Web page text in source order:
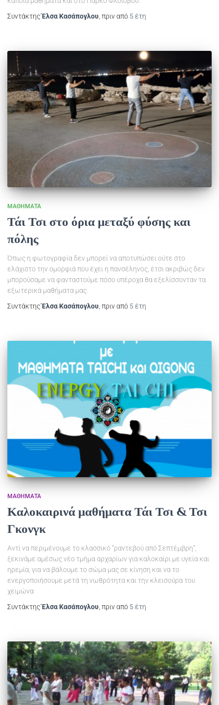
ΣυντάκτηςΈλσα Κασάπογλου, πριν από 5 έτη
ΜΑΘΉΜΑΤΑ
Τάι Τσι στο όρια μεταξύ φύσης και
πόλης
Όπως η φωτογραφία δεν μπορεί να αποτυπώσει ούτε στο
ελάχιστο την ομορφιά που έχει η πανσέληνος, έτσι ακριβώς δεν
μπορούσαμε να φανταστούμε πόσο υπέροχα θα εξελίσσονταν τα
εξωτερικά μαθήματα μας.
ΣυντάκτηςΈλσα Κασάπογλου , πριν από 5 έτη
ΜΑΘΉΜΑΤΑ
Καλοκαιρινά μαθήματα Τάι Τσι & Τσι
Γκονγκ
Αντί να περιμένουμε το κλασσικό “ραντεβού από Σεπτέμβρη”,
ξεκινάμε αμέσως νέο τμήμα αρχαρίων για καλοκαίρι με υγεία και
ηρεμία, για να βάλουμε το σώμα μας σε κίνηση και να το
ενεργοποιήσουμε μετά τη νωθρότητα και την κλεισούρα του
χειμώνα
ΣυντάκτηςΈλσα Κασάπογλου , πριν από 5 έτη